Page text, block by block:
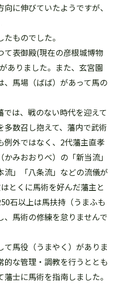
に伸びていたようですが、
ものでした。
て表御殿(現在の彦根城博物
ありました。また、玄宮園
馬場（ばば）があって馬の
は、戦のない時代を迎えて
数召し抱えて、藩内で武術
例外ではなく、2代藩主直孝
みおおりべ）の「新当流」
流」「八条流」などの流儀が
とくに馬術を好んだ藩主と
石以上は馬扶持（うまふも
、馬術の修練を怠りませんで
て馬役（うまやく）がありま
的な管理・調教を行うととも
士に馬術を指南しました。